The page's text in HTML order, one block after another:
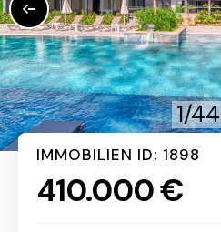
1/44
IMMOBILIEN ID: 1898
410.000 €